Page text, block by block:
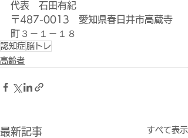
代表　石田有紀
〒487-0013　愛知県春日井市高蔵寺
町３－１－１８
認知症 脳トレ
高齢者
最新記事 すべて表示